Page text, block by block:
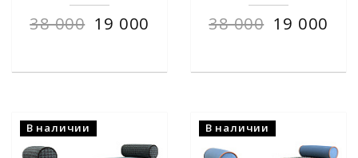
38 000 19 000
38 000 19 000
В наличии В наличии